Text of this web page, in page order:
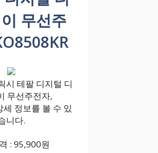
무선주
시 테팔 디지털 디
무선주전자,
세 정보를 볼 수 있
니다.
: 95,900원